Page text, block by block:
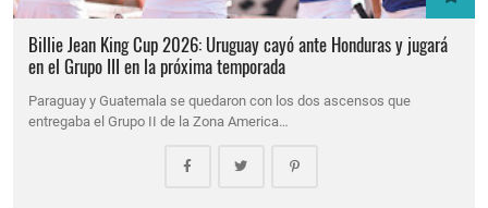
Billie Jean King Cup 2026: Uruguay cayó ante Honduras y jugará
en el Grupo III en la próxima temporada
Paraguay y Guatemala se quedaron con los dos ascensos que
entregaba el Grupo II de la Zona America…